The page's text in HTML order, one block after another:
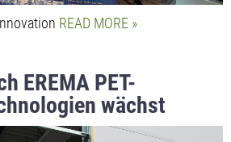
READ MORE
EREMA PET-
wächst